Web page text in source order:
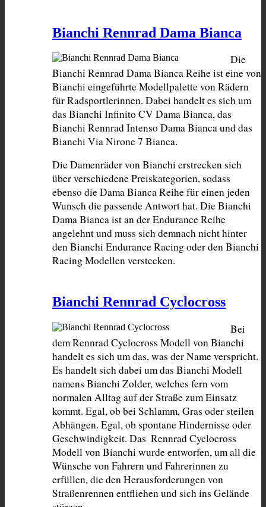
Bianchi Rennrad Dama Bianca
Die
Bianchi Rennrad Dama Bianca Reihe ist eine von
Bianchi eingeführte Modellpalette von Rädern
für Radsportlerinnen. Dabei handelt es sich um
das Bianchi Infinito CV Dama Bianca, das
Bianchi Rennrad Intenso Dama Bianca und das
Bianchi Via Nirone 7 Bianca.
Die Damenräder von Bianchi erstrecken sich
über verschiedene Preiskategorien, sodass
ebenso die Dama Bianca Reihe für einen jeden
Wunsch die passende Antwort hat. Die Bianchi
Dama Bianca ist an der Endurance Reihe
angelehnt und muss sich demnach nicht hinter
den Bianchi Endurance Racing oder den Bianchi
Racing Modellen verstecken.
Bianchi Rennrad Cyclocross
Bei
dem Rennrad Cyclocross Modell von Bianchi
handelt es sich um das, was der Name verspricht.
Es handelt sich dabei um das Bianchi Modell
namens Bianchi Zolder, welches fern vom
normalen Alltag auf der Straße zum Einsatz
kommt. Egal, ob bei Schlamm, Gras oder steilen
Abhängen. Egal, ob spontane Hindernisse oder
Geschwindigkeit. Das  Rennrad Cyclocross
Modell von Bianchi wurde entworfen, um all die
Wünsche von Fahrern und Fahrerinnen zu
erfüllen, die den Herausforderungen von
Straßenrennen entfliehen und sich ins Gelände